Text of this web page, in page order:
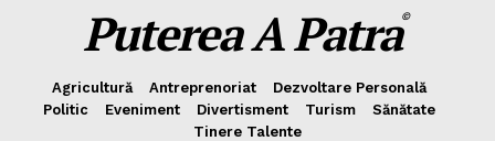
Puterea A Patra©
Agricultură Antreprenoriat
Dezvoltare Personală
Politic
Eveniment Divertisment Turism
Sănătate
Tinere Talente